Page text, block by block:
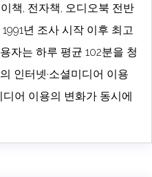
책, 전자책, 오디오북 전반
년 조사 시작 이후 최고
자는 하루 평균 102분을 청
인터넷·소셜미디어 이용
어 이용의 변화가 동시에